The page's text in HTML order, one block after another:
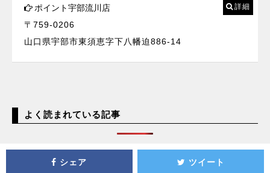
ポイント宇部流川店
〒759-0206
山口県宇部市東須恵字下八幡迫886-14
詳細
よく読まれている記事
シェア ツイート